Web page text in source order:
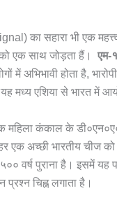
का सहारा भी एक
को एक साथ जोड़ता हैं।
एम-
अभिभावी होता है,
यह मध्य एशिया से भारत में
महिला कंकाल के
हर एक अच्छी भारतीय चीज
वर्ष पुराना है। इसमें यह
चिह्न लगाता है।